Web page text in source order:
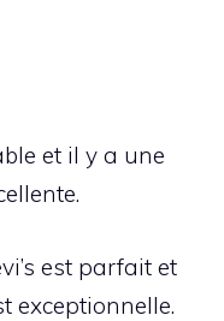
et il y a une
est parfait et
exceptionnelle.